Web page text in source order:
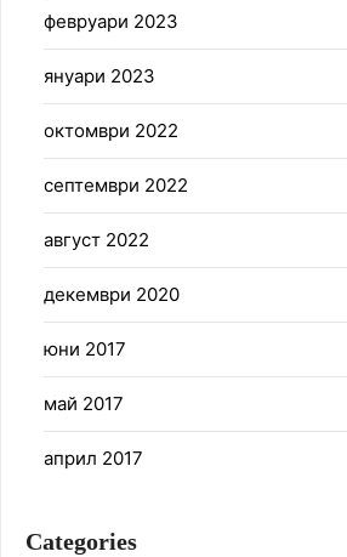
февруари 2023
януари 2023
октомври 2022
септември 2022
август 2022
декември 2020
юни 2017
май 2017
април 2017
Categories